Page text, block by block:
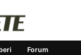
Forum